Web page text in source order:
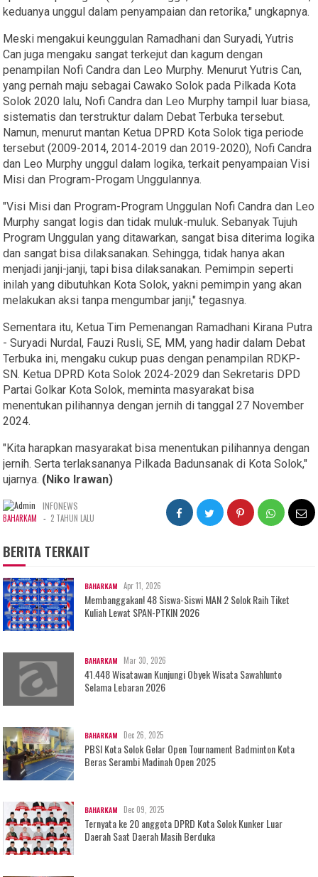
keduanya unggul dalam penyampaian dan retorika," ungkapnya.
Meski mengakui keunggulan Ramadhani dan Suryadi, Yutris
Can juga mengaku sangat terkejut dan kagum dengan
penampilan Nofi Candra dan Leo Murphy. Menurut Yutris Can,
yang pernah maju sebagai Cawako Solok pada Pilkada Kota
Solok 2020 lalu, Nofi Candra dan Leo Murphy tampil luar biasa,
sistematis dan terstruktur dalam Debat Terbuka tersebut.
Namun, menurut mantan Ketua DPRD Kota Solok tiga periode
tersebut (2009-2014, 2014-2019 dan 2019-2020), Nofi Candra
dan Leo Murphy unggul dalam logika, terkait penyampaian Visi
Misi dan Program-Progam Unggulannya.
"Visi Misi dan Program-Program Unggulan Nofi Candra dan Leo
Murphy sangat logis dan tidak muluk-muluk. Sebanyak Tujuh
Program Unggulan yang ditawarkan, sangat bisa diterima logika
dan sangat bisa dilaksanakan. Sehingga, tidak hanya akan
menjadi janji-janji, tapi bisa dilaksanakan. Pemimpin seperti
inilah yang dibutuhkan Kota Solok, yakni pemimpin yang akan
melakukan aksi tanpa mengumbar janji," tegasnya.
Sementara itu, Ketua Tim Pemenangan Ramadhani Kirana Putra
- Suryadi Nurdal, Fauzi Rusli, SE, MM, yang hadir dalam Debat
Terbuka ini, mengaku cukup puas dengan penampilan RDKP-
SN. Ketua DPRD Kota Solok 2024-2029 dan Sekretaris DPD
Partai Golkar Kota Solok, meminta masyarakat bisa
menentukan pilihannya dengan jernih di tanggal 27 November
2024.
"Kita harapkan masyarakat bisa menentukan pilihannya dengan
jernih. Serta terlaksananya Pilkada Badunsanak di Kota Solok,"
ujarnya. (Niko Irawan)
INFONEWS
BAHARKAM - 2 TAHUN LALU
BERITA TERKAIT
BAHARKAM Apr 11, 2026
Membanggakan! 48 Siswa-Siswi MAN 2 Solok Raih Tiket
Kuliah Lewat SPAN-PTKIN 2026
BAHARKAM Mar 30, 2026
41.448 Wisatawan Kunjungi Obyek Wisata Sawahlunto
Selama Lebaran 2026
BAHARKAM Dec 26, 2025
PBSI Kota Solok Gelar Open Tournament Badminton Kota
Beras Serambi Madinah Open 2025
BAHARKAM Dec 09, 2025
Ternyata ke 20 anggota DPRD Kota Solok Kunker Luar
Daerah Saat Daerah Masih Berduka